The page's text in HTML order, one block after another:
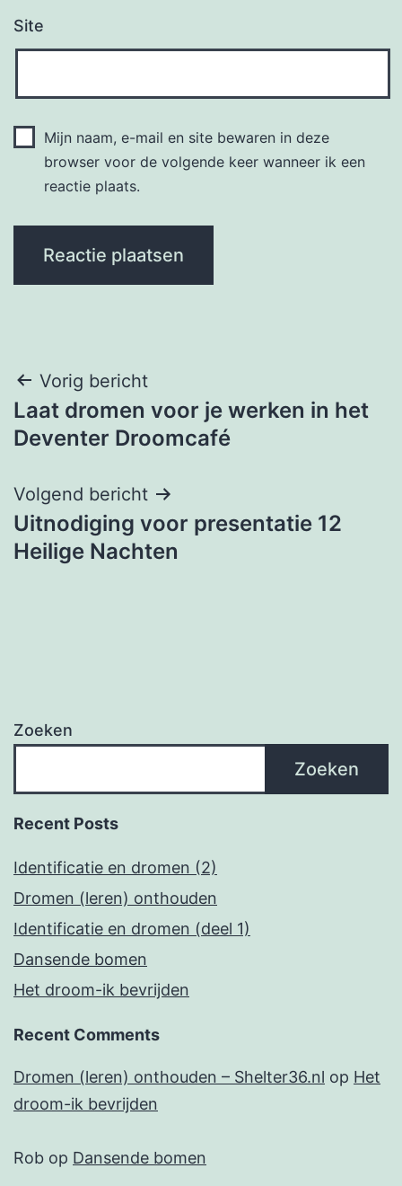
Site
Mijn naam, e-mail en site bewaren in deze
browser voor de volgende keer wanneer ik een
reactie plaats.
Berichtnavigatie
Vorig bericht
Laat dromen voor je werken in het
Deventer Droomcafé
Volgend bericht
Uitnodiging voor presentatie 12
Heilige Nachten
Zoeken
Zoeken
Recent Posts
Identificatie en dromen (2)
Dromen (leren) onthouden
Identificatie en dromen (deel 1)
Dansende bomen
Het droom-ik bevrijden
Recent Comments
Dromen (leren) onthouden – Shelter36.nl op Het
droom-ik bevrijden
Rob op Dansende bomen